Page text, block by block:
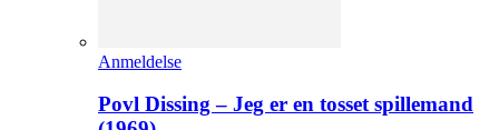
Anmeldelse
Povl Dissing – Jeg er en tosset spillemand